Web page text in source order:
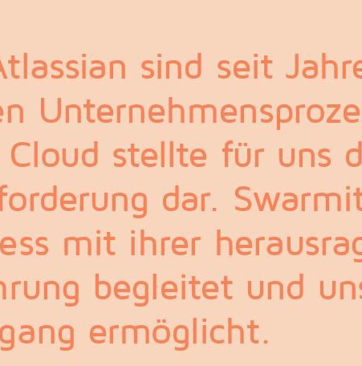
sind seit
stellte für uns
dar.
mit ihrer
begleitet und
ermöglicht.